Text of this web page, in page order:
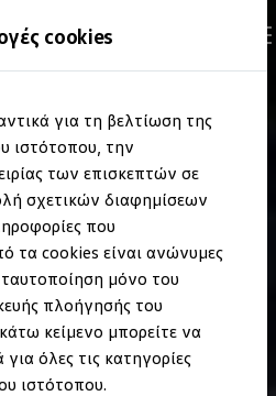
cookies
για τη βελτίωση της
ιστότοπου, την
των επισκεπτών σε
σχετικών διαφημίσεων
που
τα cookies είναι ανώνυμες
μόνο του
πλοήγησής του
κείμενο μπορείτε να
όλες τις κατηγορίες
ιστότοπου.
σας
Volkswagen